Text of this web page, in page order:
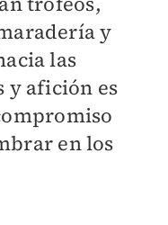
y
las
y afición es
en los